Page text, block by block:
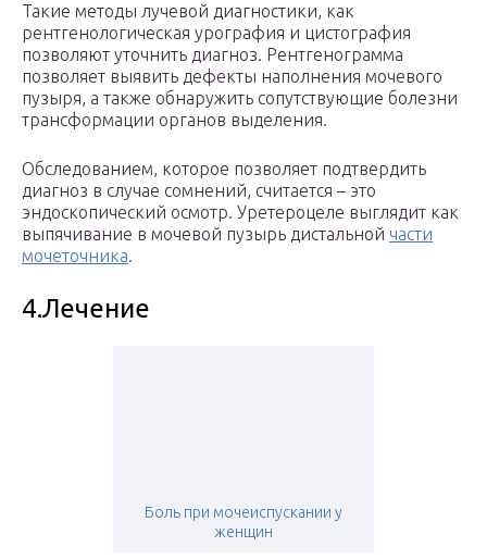
Такие методы лучевой диагностики, как
рентгенологическая урография и цистография
позволяют уточнить диагноз. Рентгенограмма
позволяет выявить дефекты наполнения мочевого
пузыря, а также обнаружить сопутствующие болезни
трансформации органов выделения.
Обследованием, которое позволяет подтвердить
диагноз в случае сомнений, считается – это
эндоскопический осмотр. Уретероцеле выглядит как
выпячивание в мочевой пузырь дистальной части
мочеточника.
4.Лечение
Боль при мочеиспускании у
женщин